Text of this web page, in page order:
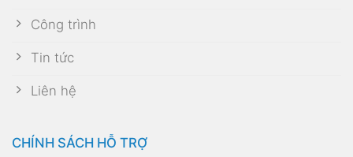
Công trình
Tin tức
Liên hệ
CHÍNH SÁCH HỖ TRỢ